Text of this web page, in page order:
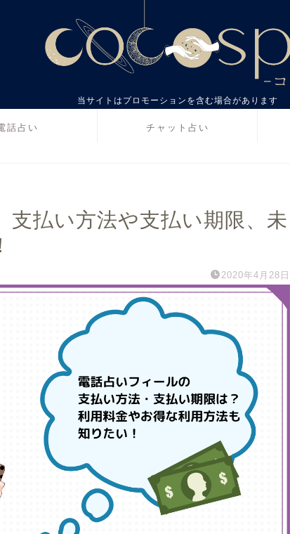
当サイトはプロモーションを含む場合があります
話占い チャット占い
支払い方法や支払い期限、未
2020年4月28日